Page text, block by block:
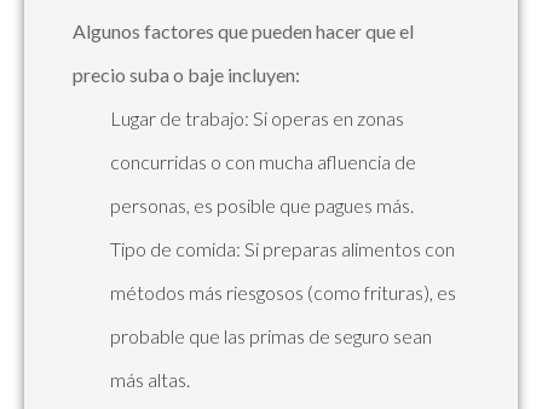
Algunos factores que pueden hacer que el
precio suba o baje incluyen:
Lugar de trabajo: Si operas en zonas
concurridas o con mucha afluencia de
personas, es posible que pagues más.
Tipo de comida: Si preparas alimentos con
métodos más riesgosos (como frituras), es
probable que las primas de seguro sean
más altas.